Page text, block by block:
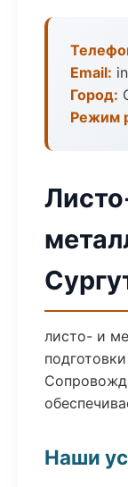
Email:
Город:
Режим
листо- и
Наши